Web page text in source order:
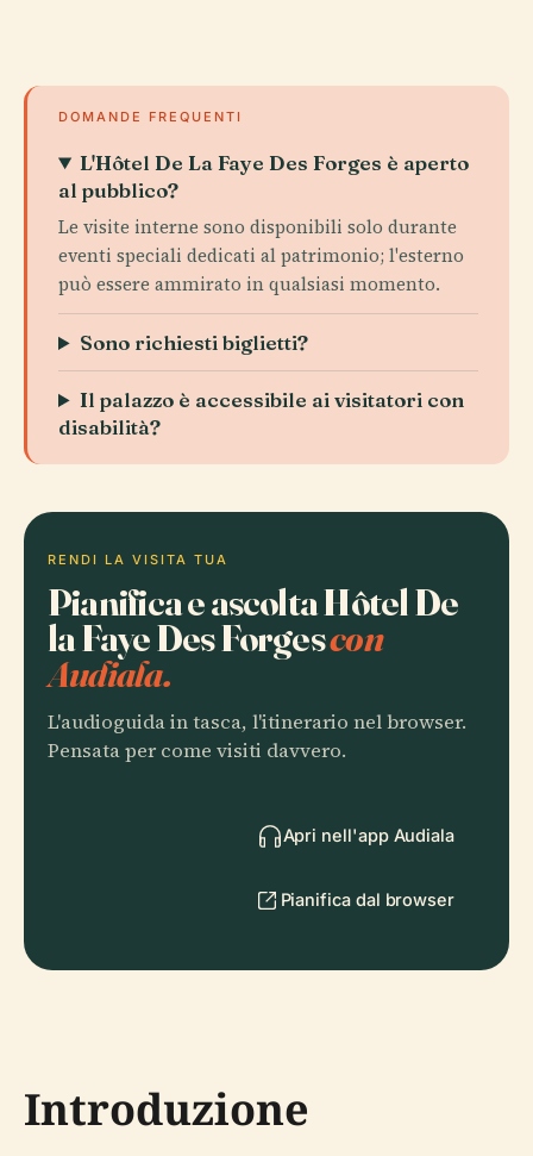
DOMANDE FREQUENTI
L'Hôtel De La Faye Des Forges è aperto
al pubblico?
Le visite interne sono disponibili solo durante
eventi speciali dedicati al patrimonio; l'esterno
può essere ammirato in qualsiasi momento.
Sono richiesti biglietti?
Il palazzo è accessibile ai visitatori con
disabilità?
RENDI LA VISITA TUA
Pianifica e ascolta Hôtel De
la Faye Des Forgescon
Audiala.
L'audioguida in tasca, l'itinerario nel browser.
Pensata per come visiti davvero.
Apri nell'app Audiala
Pianifica dal browser
Introduzione